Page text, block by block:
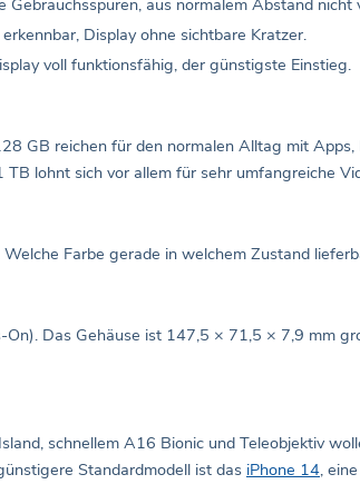
aus normalem Abstand
Display ohne sichtbare Kratzer.
voll funktionsfähig, der günstigste Einstieg.
GB reichen für den normalen Alltag mit
lohnt sich vor allem für sehr umfangreiche
Farbe gerade in welchem Zustand
Das Gehäuse ist 147,5 × 71,5 × 7,9 mm
schnellem A16 Bionic und Teleobjektiv
Standardmodell ist das iPhone 14,